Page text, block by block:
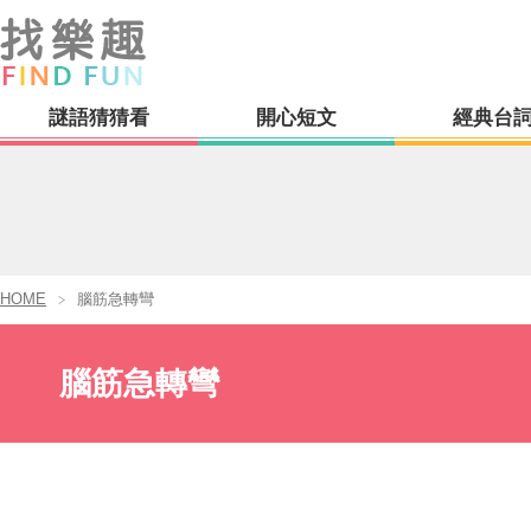
謎語猜猜看 開心短文 經典台
HOME 腦筋急轉彎
腦筋急轉彎